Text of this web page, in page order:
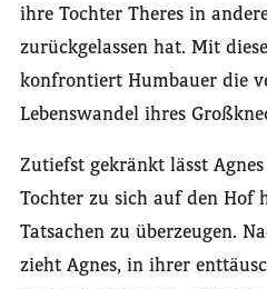
ihre Tochter Theres in
zurückgelassen hat. Mit
konfrontiert Humbauer die
Lebenswandel ihres
Zutiefst gekränkt lässt
Tochter zu sich auf den Hof
Tatsachen zu überzeugen.
zieht Agnes, in ihrer